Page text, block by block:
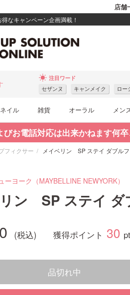
店舗
なキャンペーン企画満載！
wb_sunny 注目ワード
セザンヌ キャンメイク ロー
イル 雑貨 オーラル メン
お電話対応は出来かねます何
フィクサー メイベリン SP ステイ ダブル
ーヨーク（MAYBELLINE NEWYORK）
ン SP ステイ ダ
獲得ポイント 30 pt
品切れ中